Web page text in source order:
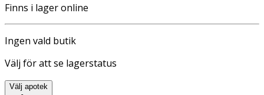
Finns i lager online
Ingen vald butik
Välj för att se lagerstatus
Välj apotek